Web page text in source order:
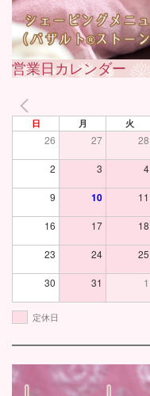
営業日カレンダー
日 月 火
26 27 28
2 3 4
9 10 11
16 17 18
23 24 25
30 31 1
定休日